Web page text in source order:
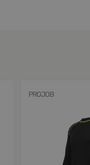
PROJOB